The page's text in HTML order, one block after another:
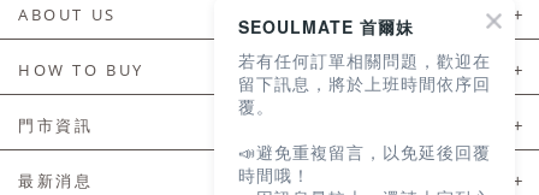
ABOUT US
HOW TO BUY
如何購買
門市資訊
門市資訊
最新消息
SEOULMATE 首爾妹
若有任何訂單相關問題，歡迎在
留下訊息，將於上班時間依序回
覆。
📣避免重複留言，以免延後回覆
時間哦！